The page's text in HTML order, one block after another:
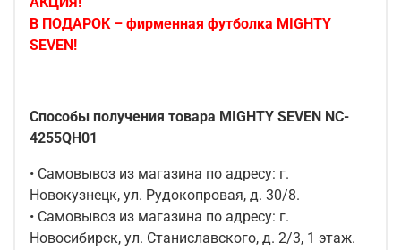
В ПОДАРОК – фирменная футболка MIGHTY
SEVEN!
Способы получения товара MIGHTY SEVEN NC-
4255QH01
• Самовывоз из магазина по адресу: г.
Новокузнецк, ул. Рудокопровая, д. 30/8.
• Самовывоз из магазина по адресу: г.
Новосибирск, ул. Станиславского, д. 2/3, 1 этаж.